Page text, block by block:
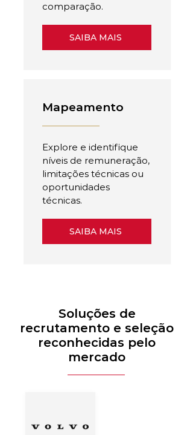
comparação.
SAIBA MAIS
Mapeamento
Explore e identifique
níveis de remuneração,
limitações técnicas ou
oportunidades
técnicas.
SAIBA MAIS
Soluções de
recrutamento e seleção
reconhecidas pelo
mercado